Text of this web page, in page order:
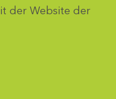
der Website der
auswählen